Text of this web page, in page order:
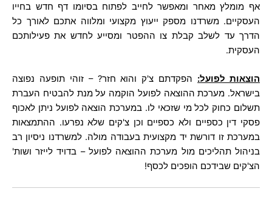
אף מומלץ מאחר ומאפשר לחייב לפתוח בסיומו דף חדש בחייו
העסקיים. משרדנו מספק ייעוץ מקצועי ומלווה אתכם לאורך כל
הדרך עד לשלב קבלת צו ההפטר ומסייע לחדש את פעילותכם
העסקית.
הוצאות לפועל: הפקדתם צ'ק והוא חזר? – זוהי תופעה נפוצה
בישראל. מערכת ההוצאה לפועל הוקמה על מנת להבטיח העברת
תשלום כחוק לכל מי שזכאי לו. במערכת הוצאה לפועל ניתן לאכוף
פסקי דין כספיים ולא כספיים וכן צ'קים שלא נפרעו. ההתמצאות
במערכת זו דורשת יד מקצועית בעבודה מולה. למשרדנו ניסיון רב
בניהול תהליכים מול מערכת ההוצאה לפועל – בדויד לייזר ושות'
הצ'קים שבידכם הופכים לכסף!